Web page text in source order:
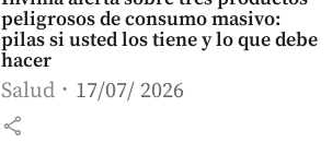
peligrosos de consumo masivo:
pilas si usted los tiene y lo que debe
hacer
Salud 17/07/ 2026
share